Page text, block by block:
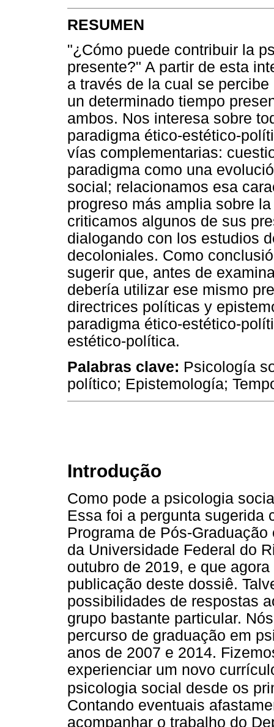
RESUMEN
"¿Cómo puede contribuir la
presente?" A partir de esta
a través de la cual se
un determinado tiempo
ambos. Nos interesa sobre
paradigma ético-estético-
vías complementarias:
paradigma como una
social; relacionamos esa
progreso más amplia sobre
criticamos algunos de sus
dialogando con los estudios
decoloniales. Como
sugerir que, antes de
debería utilizar ese mismo
directrices políticas y
paradigma ético-estético-
estético-política.
Palabras clave: Psicología
político; Epistemología;
Introdução
Como pode a psicologia
Essa foi a pergunta sugerida
Programa de Pós-
da Universidade Federal do
outubro de 2019, e que
publicação deste dossiê.
possibilidades de respostas
grupo bastante particular.
percurso de graduação em
anos de 2007 e 2014.
experienciar um novo
psicologia social desde os
Contando eventuais
acompanhar o trabalho do